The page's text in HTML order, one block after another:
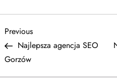
N
a
Previous
Post
Previous
Najlepsza agencja SEO
Gorzów